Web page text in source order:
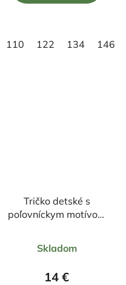
158110
122 134 146
Tričko detské s
poľovníckym motívom
hodnotenie
produktu
Skladom
14 €